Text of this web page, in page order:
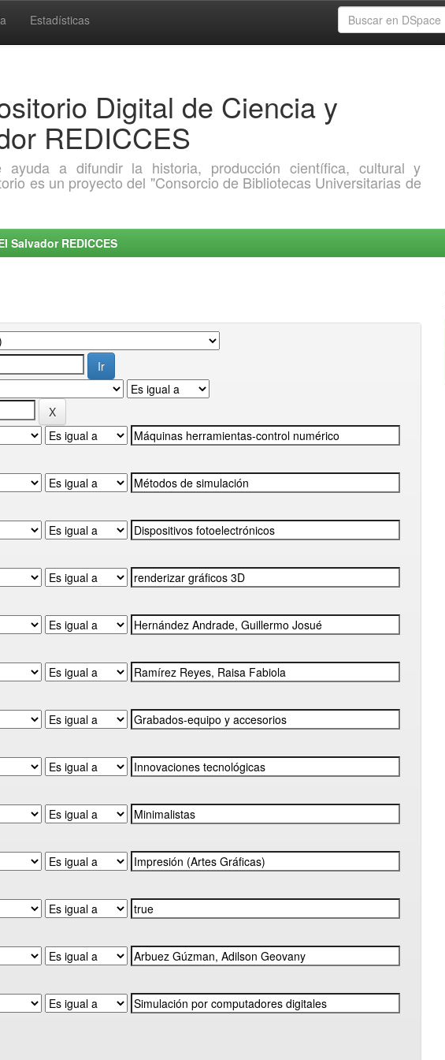
Estadísticas
Digital de Ciencia y
REDICCES
ayuda a difundir la historia, producción científica, cultural y
es un proyecto del "Consorcio de Bibliotecas Universitarias de
Salvador REDICCES